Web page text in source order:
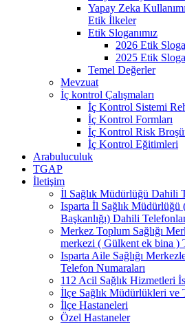
Yapay Zeka
Etik İlkeler
Etik Sloganımız
2026 Etik
2025 Etik
Temel Değerler
Mevzuat
İç kontrol Çalışmaları
İç Kontrol Sistemi
İç Kontrol Formları
İç Kontrol Risk
İç Kontrol Eğitimleri
Arabuluculuk
TGAP
İletişim
İl Sağlık Müdürlüğü Dahili
Isparta İl Sağlık Müdürlüğü
Başkanlığı) Dahili
Merkez Toplum Sağlığı
merkezi ( Gülkent ek bina )
Isparta Aile Sağlığı
Telefon Numaraları
112 Acil Sağlık Hizmetleri
İlçe Sağlık Müdürlükleri ve
İlçe Hastaneleri
Özel Hastaneler